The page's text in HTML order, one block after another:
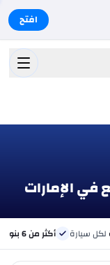
افتح
لكل سيارة أكثر من 6 بنوك